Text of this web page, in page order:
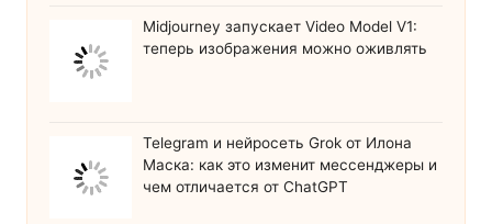
Midjourney запускает Video Model V1:
теперь изображения можно оживлять
Telegram и нейросеть Grok от Илона
Маска: как это изменит мессенджеры и
чем отличается от ChatGPT